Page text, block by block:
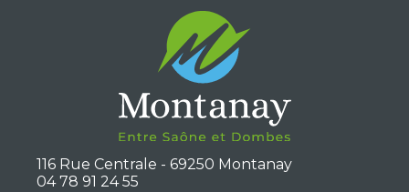
116 Rue Centrale - 69250 Montanay
04 78 91 24 55